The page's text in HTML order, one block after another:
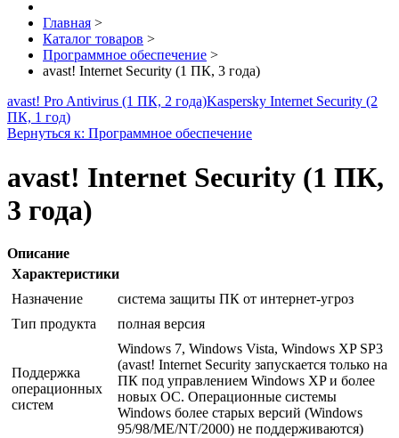
Главная >
Каталог товаров >
Программное обеспечение >
avast! Internet Security (1 ПК, 3 года)
avast! Pro Antivirus (1 ПК, 2 года)Kaspersky Internet Security (2
ПК, 1 год)
Вернуться к: Программное обеспечение
avast! Internet Security (1 ПК,
3 года)
Описание
Характеристики
Назначение
система защиты ПК от интернет-угроз
Тип продукта
полная версия
Поддержка
операционных
систем
Windows 7, Windows Vista, Windows XP SP3
(avast! Internet Security запускается только на
ПК под управлением Windows XP и более
новых ОС. Операционные системы
Windows более старых версий (Windows
95/98/ME/NT/2000) не поддерживаются)